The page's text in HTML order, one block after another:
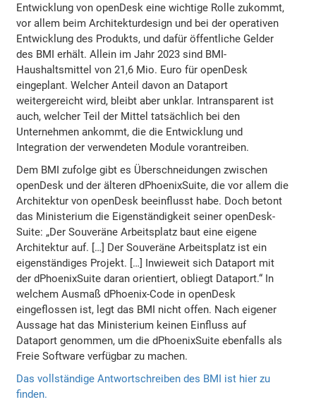
Entwicklung von openDesk eine wichtige Rolle zukommt,
vor allem beim Architekturdesign und bei der operativen
Entwicklung des Produkts, und dafür öffentliche Gelder
des BMI erhält. Allein im Jahr 2023 sind BMI-
Haushaltsmittel von 21,6 Mio. Euro für openDesk
eingeplant. Welcher Anteil davon an Dataport
weitergereicht wird, bleibt aber unklar. Intransparent ist
auch, welcher Teil der Mittel tatsächlich bei den
Unternehmen ankommt, die die Entwicklung und
Integration der verwendeten Module vorantreiben.
Dem BMI zufolge gibt es Überschneidungen zwischen
openDesk und der älteren dPhoenixSuite, die vor allem die
Architektur von openDesk beeinflusst habe. Doch betont
das Ministerium die Eigenständigkeit seiner openDesk-
Suite: „Der Souveräne Arbeitsplatz baut eine eigene
Architektur auf. […] Der Souveräne Arbeitsplatz ist ein
eigenständiges Projekt. […] Inwieweit sich Dataport mit
der dPhoenixSuite daran orientiert, obliegt Dataport.“ In
welchem Ausmaß dPhoenix-Code in openDesk
eingeflossen ist, legt das BMI nicht offen. Nach eigener
Aussage hat das Ministerium keinen Einfluss auf
Dataport genommen, um die dPhoenixSuite ebenfalls als
Freie Software verfügbar zu machen.
Das vollständige Antwortschreiben des BMI ist hier zu
finden.